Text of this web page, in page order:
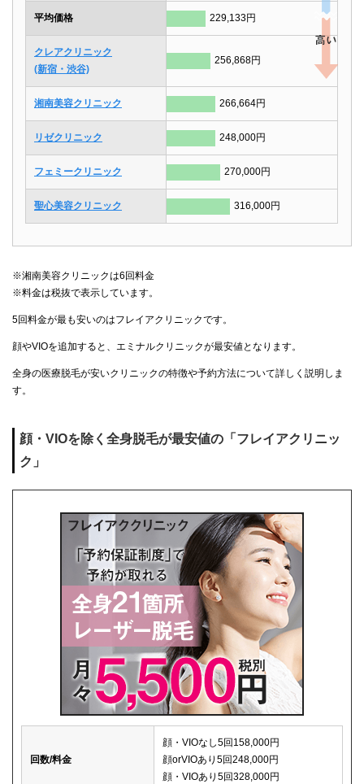
平均価格 229,133円
クレアクリニック
(新宿・渋谷)
256,868円
湘南美容クリニック 266,664円
リゼクリニック 248,000円
フェミークリニック 270,000円
聖心美容クリニック 316,000円
※湘南美容クリニックは6回料金
※料金は税抜で表示しています。
5回料金が最も安いのはフレイアクリニックです。
顔やVIOを追加すると、エミナルクリニックが最安値となります。
全身の医療脱毛が安いクリニックの特徴や予約方法について詳しく説明しま
す。
顔・VIOを除く全身脱毛が最安値の「フレイアクリニッ
ク」
回数/料金
顔・VIOなし5回158,000円
顔orVIOあり5回248,000円
顔・VIOあり5回328,000円